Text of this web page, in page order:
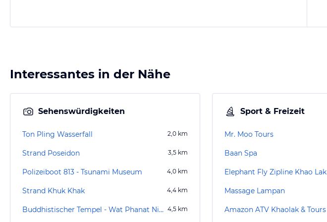
Interessantes in der Nähe
Sehenswürdigkeiten
Ton Pling Wasserfall 2,0 km
Strand Poseidon 3,5 km
Polizeiboot 813 - Tsunami Museum 4,0 km
Strand Khuk Khak 4,4 km
Buddhistischer Tempel - Wat Phanat Nikhom 4,5 km
Sport & Freizeit
Mr. Moo Tours
Baan Spa
Elephant Fly Zipline Khao Lak
Massage Lampan
Amazon ATV Khaolak & Tours